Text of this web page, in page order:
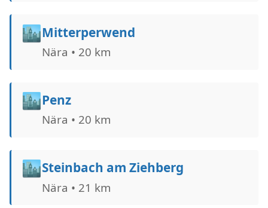
🏙️Mitterperwend
Nära • 20 km
🏙️Penz
Nära • 20 km
🏙️Steinbach am Ziehberg
Nära • 21 km